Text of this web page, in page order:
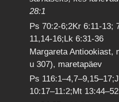
28:1
Ps 70:2-6;2Kr 6:11-13;
11,14-16;Lk 6:31-36
Margareta Antiookiast,
u 307), maretapäev
Ps
10:17–11:2;Mt